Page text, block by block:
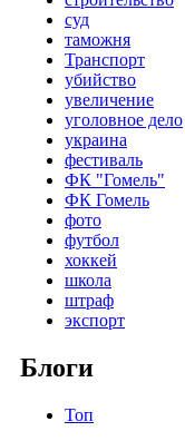
суд
таможня
Транспорт
убийство
увеличение
уголовное дело
украина
фестиваль
ФК "Гомель"
ФК Гомель
фото
футбол
хоккей
школа
штраф
экспорт
Блоги
Топ